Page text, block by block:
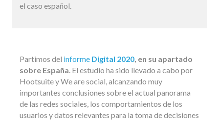
el caso español.
Partimos del informe Digital 2020, en su apartado
sobre España. El estudio ha sido llevado a cabo por
Hootsuite y We are social, alcanzando muy
importantes conclusiones sobre el actual panorama
de las redes sociales, los comportamientos de los
usuarios y datos relevantes para la toma de decisiones